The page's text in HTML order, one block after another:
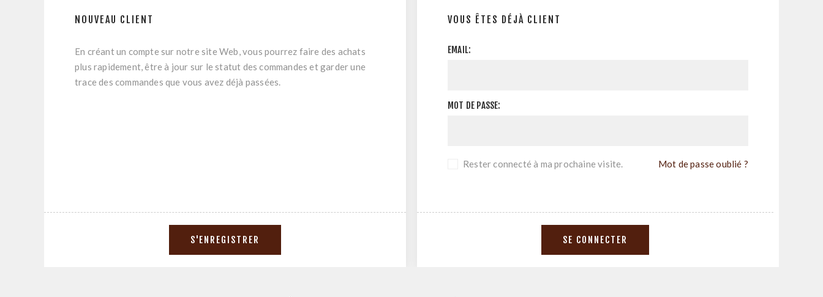
NOUVEAU CLIENT
En créant un compte sur notre site Web, vous pourrez faire des achats
plus rapidement, être à jour sur le statut des commandes et garder une
trace des commandes que vous avez déjà passées.
VOUS ÊTES DÉJÀ CLIENT
EMAIL:
MOT DE PASSE:
Rester connecté à ma prochaine visite. Mot de passe oublié ?